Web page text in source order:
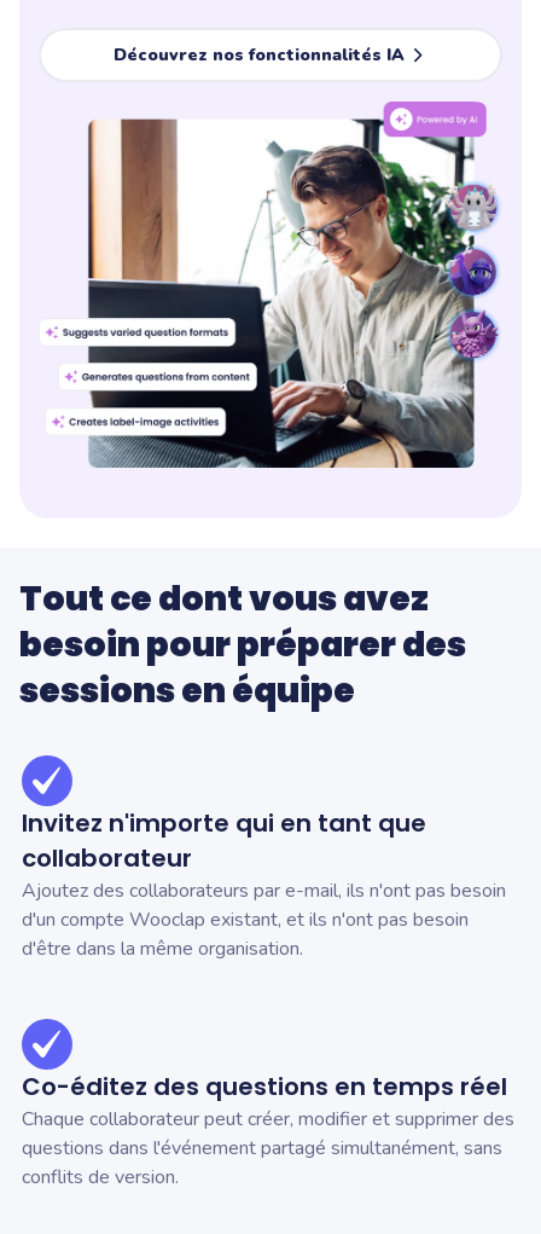
Découvrez nos fonctionnalités IA
Tout ce dont vous avez
besoin pour préparer des
sessions en équipe
Invitez n'importe qui en tant que
collaborateur
Ajoutez des collaborateurs par e-mail, ils n'ont pas besoin
d'un compte Wooclap existant, et ils n'ont pas besoin
d'être dans la même organisation.
Co-éditez des questions en temps réel
Chaque collaborateur peut créer, modifier et supprimer des
questions dans l'événement partagé simultanément, sans
conflits de version.